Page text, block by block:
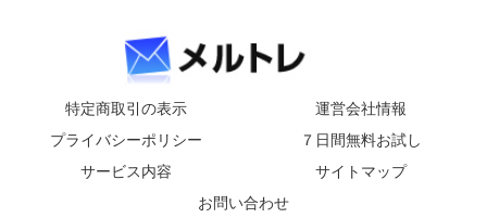
特定商取引の表示
運営会社情報
プライバシーポリシー
７日間無料お試し
サービス内容
サイトマップ
お問い合わせ